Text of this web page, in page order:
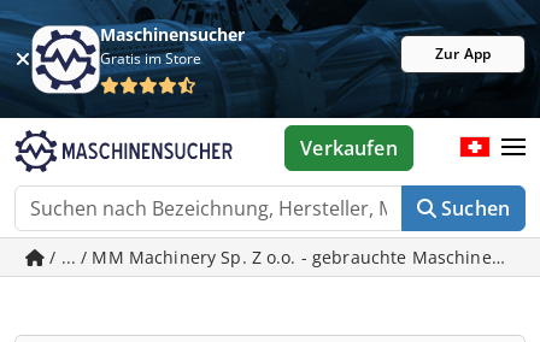
Maschinensucher
Gratis im Store Zur App
Suchen
Verkaufen
/ ... / MM Machinery Sp. Z o.o. - gebrauchte